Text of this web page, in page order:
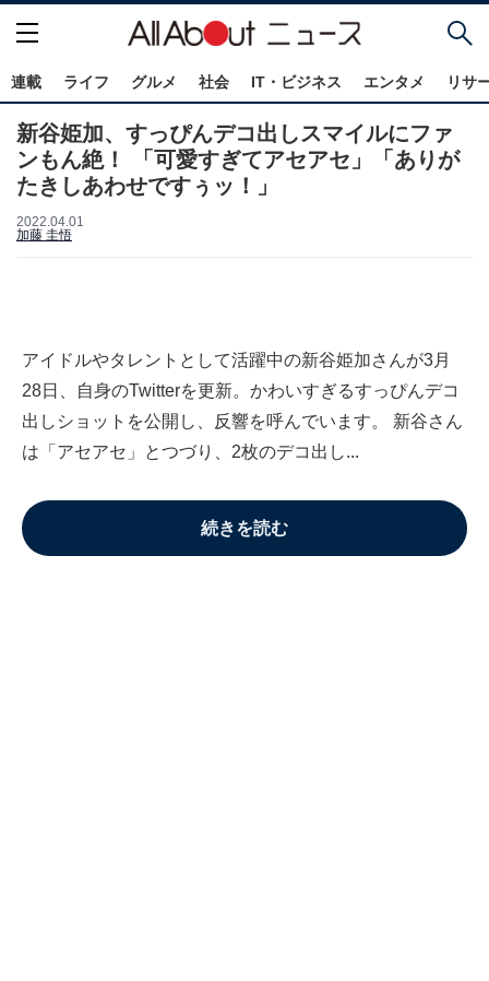
連載 ライフ グルメ 社会 IT・ビジネス エンタメ リサ
新谷姫加、すっぴんデコ出しスマイルにファ
ンもん絶！ 「可愛すぎてアセアセ」「ありが
たきしあわせですぅッ！」
2022.04.01
加藤 圭悟
アイドルやタレントとして活躍中の新谷姫加さんが3月
28日、自身のTwitterを更新。かわいすぎるすっぴんデコ
出しショットを公開し、反響を呼んでいます。 新谷さん
は「アセアセ」とつづり、2枚のデコ出し...
続きを読む